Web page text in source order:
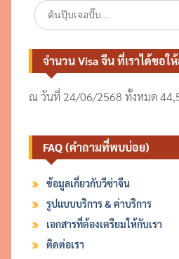
Search
for:
จำนวน Visa จีน ที่เราได้ขอ
ณ วันที่ 24/06/2568 ทั้งหมด
FAQ (คำถามที่พบบ่อย)
ข้อมูลเกี่ยวกับวีซ่าจีน
รูปแบบบริการ & ค่าบริการ
เอกสารที่ต้องเตรียมให้กับเรา
ติดต่อเรา